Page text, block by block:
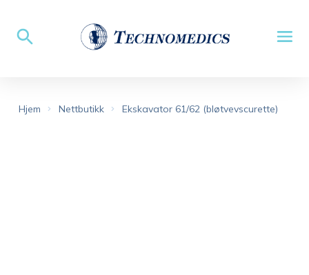
Hjem Nettbutikk Ekskavator 61/62 (bløtvevscurette)